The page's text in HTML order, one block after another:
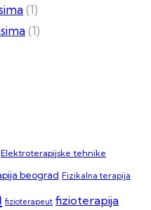
(1)
(1)
Elektroterapijske tehnike
beograd Fizikalna terapija
fizioterapeut fizioterapija